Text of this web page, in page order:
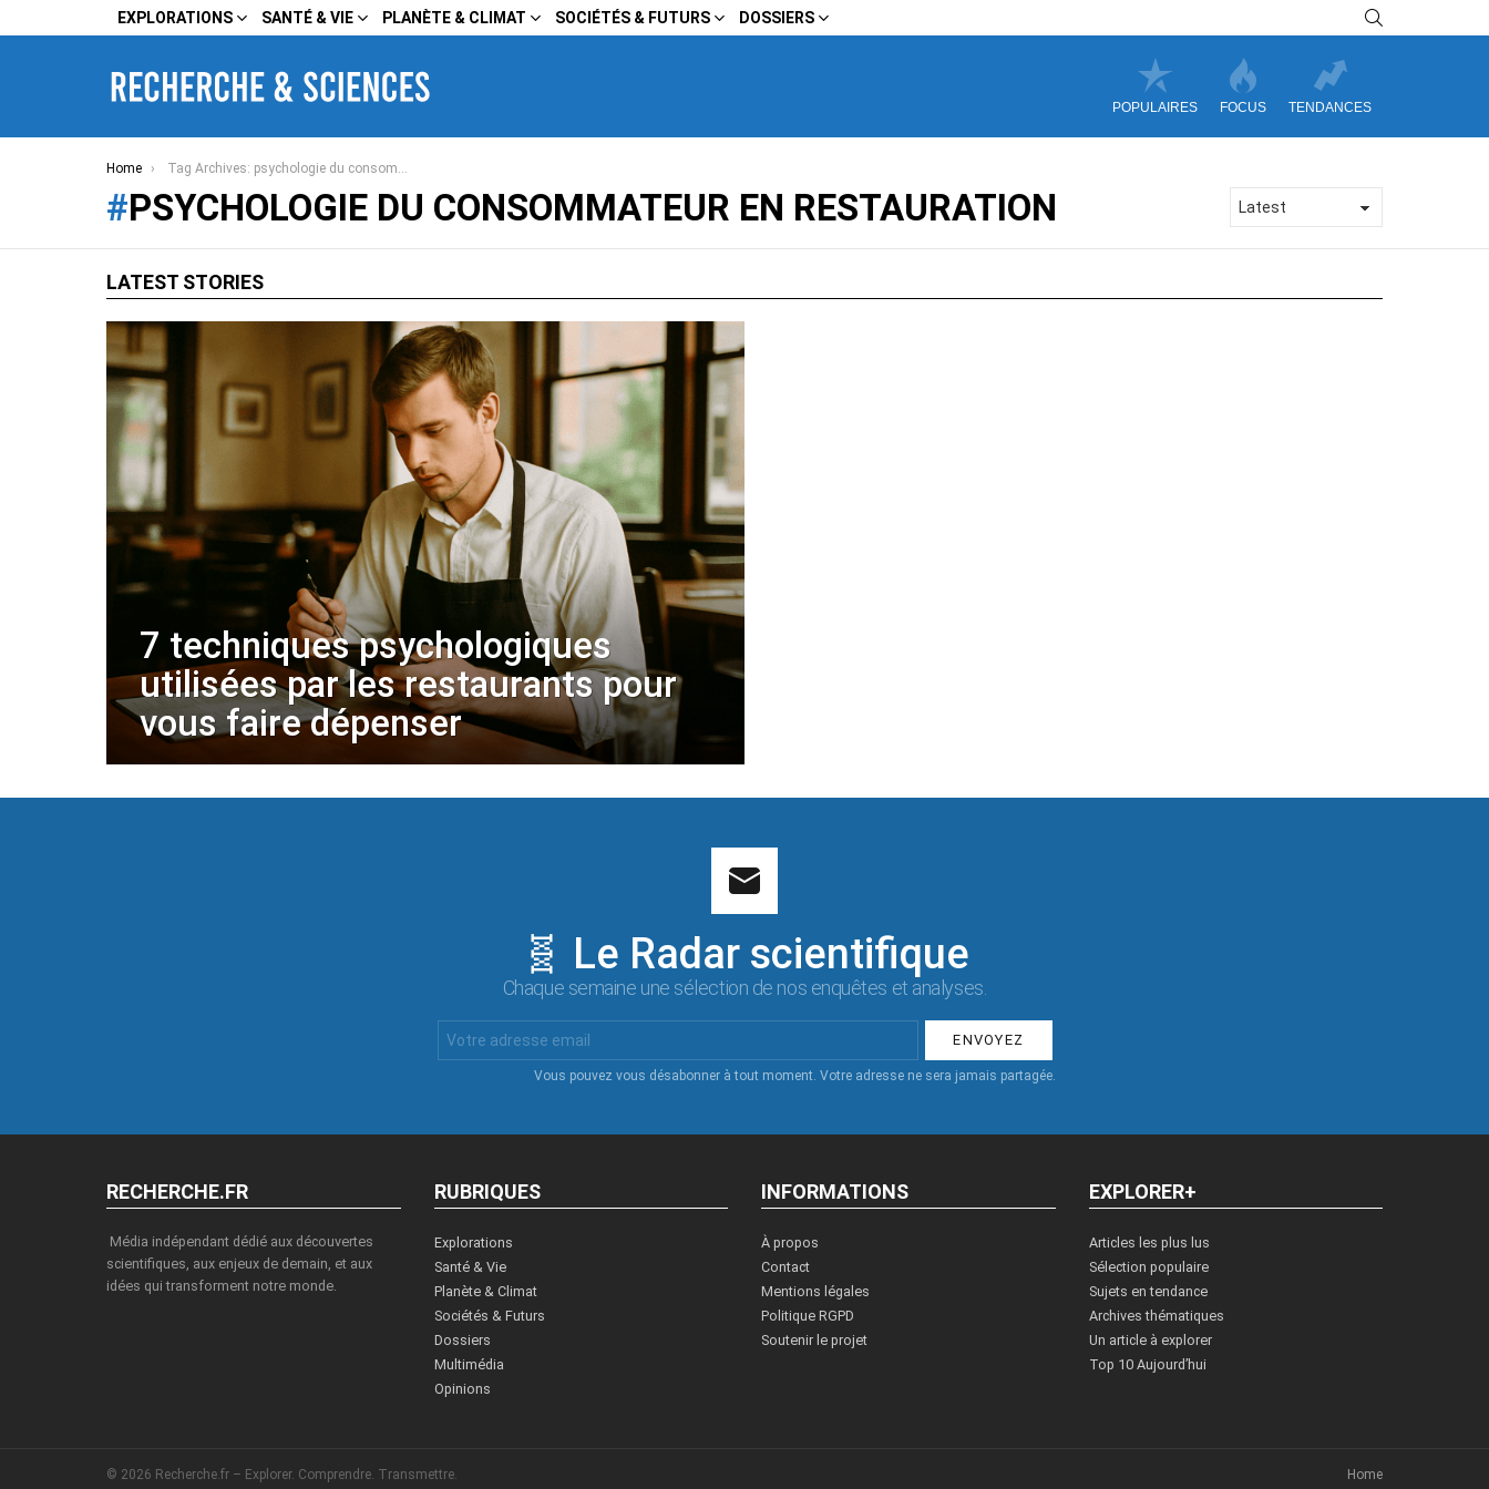
EXPLORATIONS SANTÉ & VIE PLANÈTE & CLIMAT SOCIÉTÉS & FUTURS DOSSIERS
POPULAIRES FOCUS TENDANCES
You are here:
Home Tag Archives: psychologie du consommateur en restauration
PSYCHOLOGIE DU CONSOMMATEUR EN RESTAURATION
LATEST STORIES
7 techniques psychologiques
utilisées par les restaurants pour
vous faire dépenser
🧬 Le Radar scientifique
Chaque semaine une sélection de nos enquêtes et analyses.
Email
:
Vous pouvez vous désabonner à tout moment. Votre adresse ne sera jamais partagée.
RECHERCHE.FR
Média indépendant dédié aux découvertes
scientifiques, aux enjeux de demain, et aux
idées qui transforment notre monde.
RUBRIQUES
Explorations
Santé & Vie
Planète & Climat
Sociétés & Futurs
Dossiers
Multimédia
Opinions
INFORMATIONS
À propos
Contact
Mentions légales
Politique RGPD
Soutenir le projet
EXPLORER+
Articles les plus lus
Sélection populaire
Sujets en tendance
Archives thématiques
Un article à explorer
Top 10 Aujourd’hui
© 2026 Recherche.fr – Explorer. Comprendre. Transmettre. Home